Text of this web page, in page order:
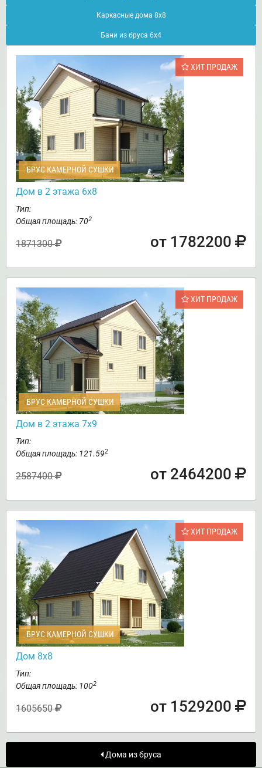
Каркасные дома 8х8
Бани из бруса 6х4
ХИТ ПРОДАЖ
БРУС КАМЕРНОЙ СУШКИ
Дом в 2 этажа 6х8
Тип:
Общая площадь: 702
1871300 от 1782200
ХИТ ПРОДАЖ
БРУС КАМЕРНОЙ СУШКИ
Дом в 2 этажа 7х9
Тип:
Общая площадь: 121.592
2587400 от 2464200
ХИТ ПРОДАЖ
БРУС КАМЕРНОЙ СУШКИ
Дом 8х8
Тип:
Общая площадь: 1002
1605650 от 1529200
Дома из бруса